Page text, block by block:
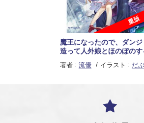
重版
魔王になったので、ダン
造って人外娘とほのぼのす
著者 : 流優 イラスト : だ